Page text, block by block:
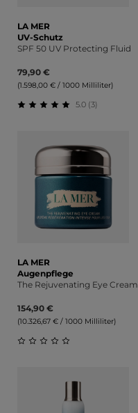
LA MER
UV-Schutz
SPF 50 UV Protecting Fluid
79,90 €
(1.598,00 € / 1000 Milliliter)
5.0 (3)
LA MER
Augenpflege
The Rejuvenating Eye Cream
154,90 €
(10.326,67 € / 1000 Milliliter)